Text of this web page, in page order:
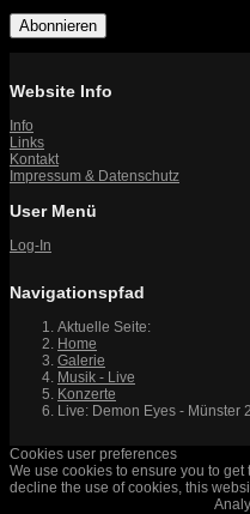
Abonnieren
Website Info
Info
Links
Kontakt
Impressum & Datenschutz
User Menü
Log-In
Navigationspfad
Aktuelle Seite:
Home
Galerie
Musik - Live
Konzerte
Live: Demon Eyes - Münster
Cookies user preferences
We use cookies to ensure you to
decline the use of cookies, this